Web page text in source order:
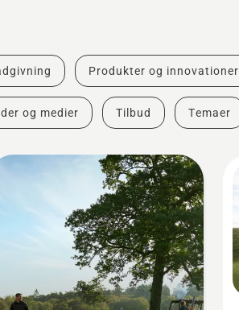
Produkter og innovationer
og medier Tilbud Temaer